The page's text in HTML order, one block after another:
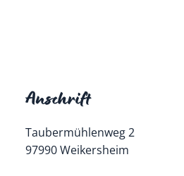
Anschrift
Taubermühlenweg 2
97990 Weikersheim